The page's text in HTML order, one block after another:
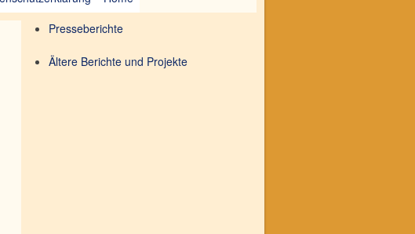
Presseberichte
Ältere Berichte und Projekte